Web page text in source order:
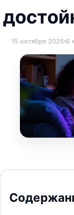
15 октября 2025 6